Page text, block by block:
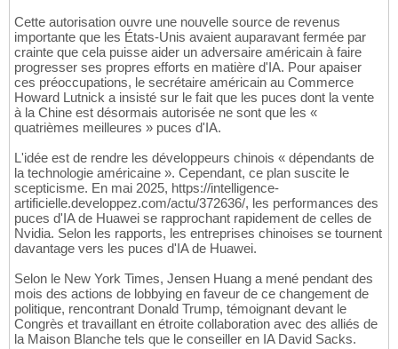
Cette autorisation ouvre une nouvelle source de revenus
importante que les États-Unis avaient auparavant fermée par
crainte que cela puisse aider un adversaire américain à faire
progresser ses propres efforts en matière d'IA. Pour apaiser
ces préoccupations, le secrétaire américain au Commerce
Howard Lutnick a insisté sur le fait que les puces dont la vente
à la Chine est désormais autorisée ne sont que les «
quatrièmes meilleures » puces d'IA.
L'idée est de rendre les développeurs chinois « dépendants de
la technologie américaine ». Cependant, ce plan suscite le
scepticisme. En mai 2025, https://intelligence-
artificielle.developpez.com/actu/372636/, les performances des
puces d'IA de Huawei se rapprochant rapidement de celles de
Nvidia. Selon les rapports, les entreprises chinoises se tournent
davantage vers les puces d'IA de Huawei.
Selon le New York Times, Jensen Huang a mené pendant des
mois des actions de lobbying en faveur de ce changement de
politique, rencontrant Donald Trump, témoignant devant le
Congrès et travaillant en étroite collaboration avec des alliés de
la Maison Blanche tels que le conseiller en IA David Sacks.